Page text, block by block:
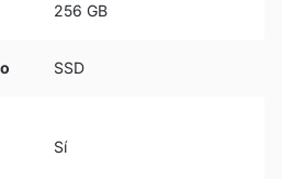
256 GB
SSD
Sí